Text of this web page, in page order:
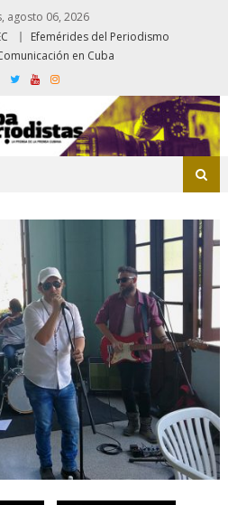
agosto 06, 2026
Efemérides del Periodismo
en Cuba